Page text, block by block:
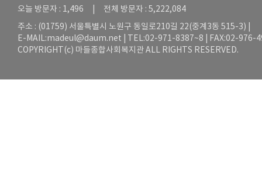
오늘 방문자 : 1,496 | 전체 방문자 : 5,222,084
주소 : (01759) 서울특별시 노원구 동일로210길 22(중계3동 515-3) |
E-MAIL:madeul@daum.net | TEL:02-971-8387~8 | FAX:02-976-
COPYRIGHT(c) 마들종합사회복지관 ALL RIGHTS RESERVED.